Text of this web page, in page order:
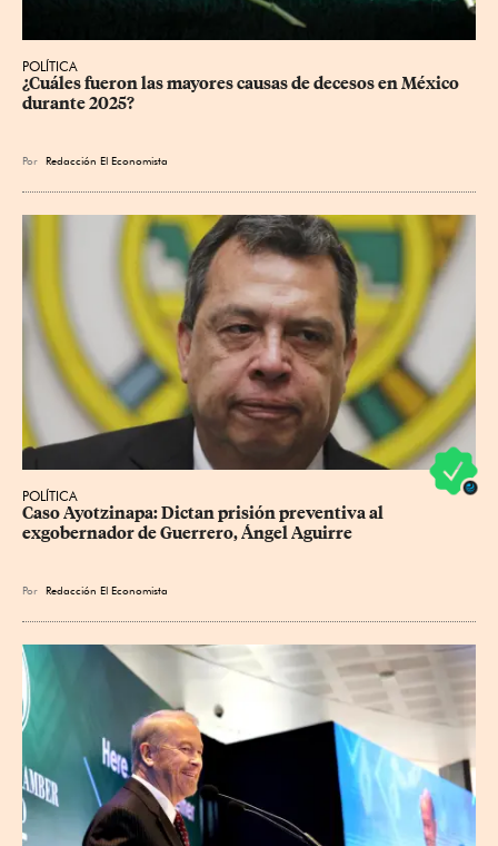
POLÍTICA
¿Cuáles fueron las mayores causas de decesos en México
durante 2025?
Por Redacción El Economista
POLÍTICA
Caso Ayotzinapa: Dictan prisión preventiva al
exgobernador de Guerrero, Ángel Aguirre
Por Redacción El Economista